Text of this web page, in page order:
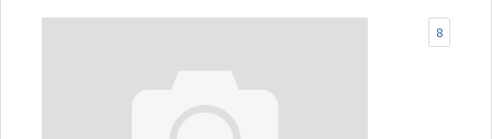
8